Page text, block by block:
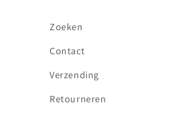
Zoeken
Contact
Verzending
Retourneren